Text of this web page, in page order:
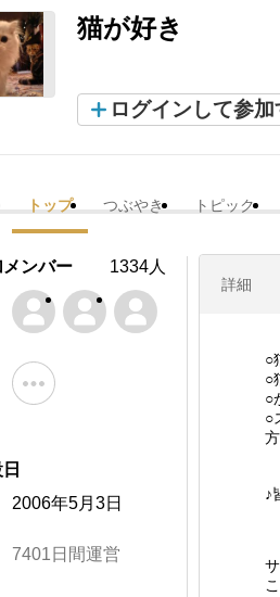
猫が好き
ログインして参加
トップ つぶやき トピック
詳細
○
○
○
○
♪
ンバー 1334人
2006年5月3日
7401日間運営